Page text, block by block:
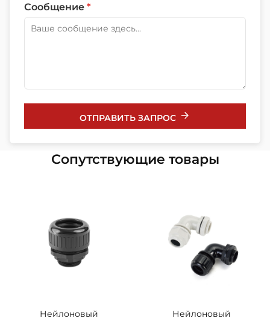
Сообщение *
ОТПРАВИТЬ ЗАПРОС
Сопутствующие товары
Нейлоновый
Нейлоновый